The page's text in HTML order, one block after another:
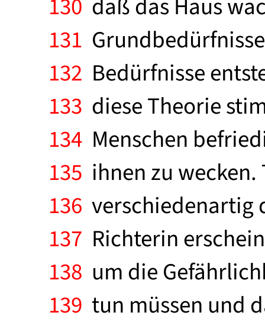
130 daß das Haus
131
132 Bedürfnisse
133 diese Theorie
134 Menschen
135 ihnen zu
136 verschiedenartig
137 Richterin
138 um die
139 tun müssen und